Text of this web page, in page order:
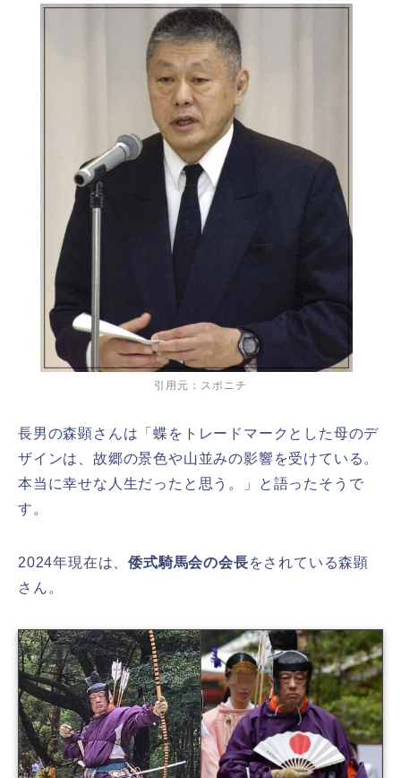
引用元：スポニチ
長男の森顕さんは「蝶をトレードマークとした母のデ
ザインは、故郷の景色や山並みの影響を受けている。
本当に幸せな人生だったと思う。」と語ったそうで
す。
2024年現在は、倭式騎馬会の会長をされている森顕
さん。